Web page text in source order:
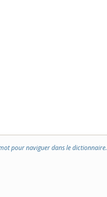
pour naviguer dans le dictionnaire.